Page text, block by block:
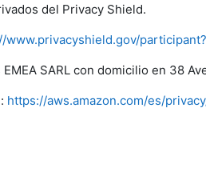
del Privacy Shield.
www.privacyshield.gov/
SARL con domicilio en 38
https://aws.amazon.com/es/